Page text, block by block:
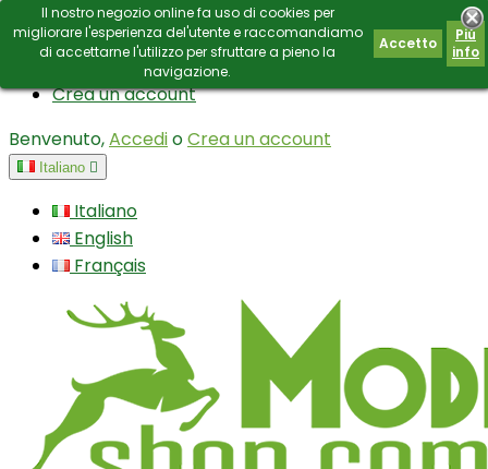
ContattoE-mail: info@modianoshop.com
Crea un account
Benvenuto,AccedioCrea un account
Italiano 
Italiano
English
Français
Il nostro negozio online fa uso di cookies per
migliorare l'esperienza del'utente e raccomandiamo
di accettarne l'utilizzo per sfruttare a pieno la
navigazione.
Accetto
Piú
info